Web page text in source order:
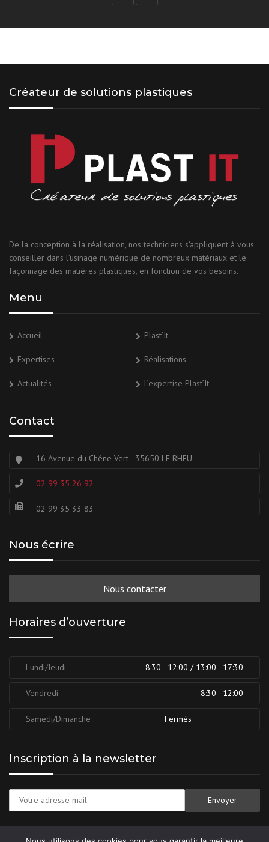
Créateur de solutions plastiques
De la conception à la réalisation, nos techniciens s’appliquent à vous
conseiller dans l’usinage numérique de nombreux matériaux et le
façonnage des matières plastiques, en fonction de vos besoins.
Menu
Accueil Plast’It
Expertises Réalisations
Actualités L’expertise Plast’It
Contact
16 Avenue du Chêne Vert - 35650 LE RHEU
02 99 35 26 92
02 99 35 33 83
Nous écrire
Nous contacter
Horaires d’ouverture
Lundi/Jeudi 8:30 - 12:00 / 13:00 - 17:30
Vendredi 8:30 - 12:00
Samedi/Dimanche Fermés
Inscription à la newsletter